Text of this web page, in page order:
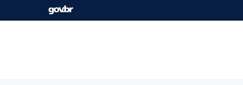
Skip to main content